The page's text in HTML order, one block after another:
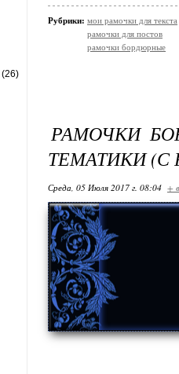
(26)
Рубрики: мои рамочки для текста
рамочки для постов
рамочки бордюрные
РАМОЧКИ
ТЕМАТИКИ (С
Среда, 05 Июля 2017 г. 08:04 +